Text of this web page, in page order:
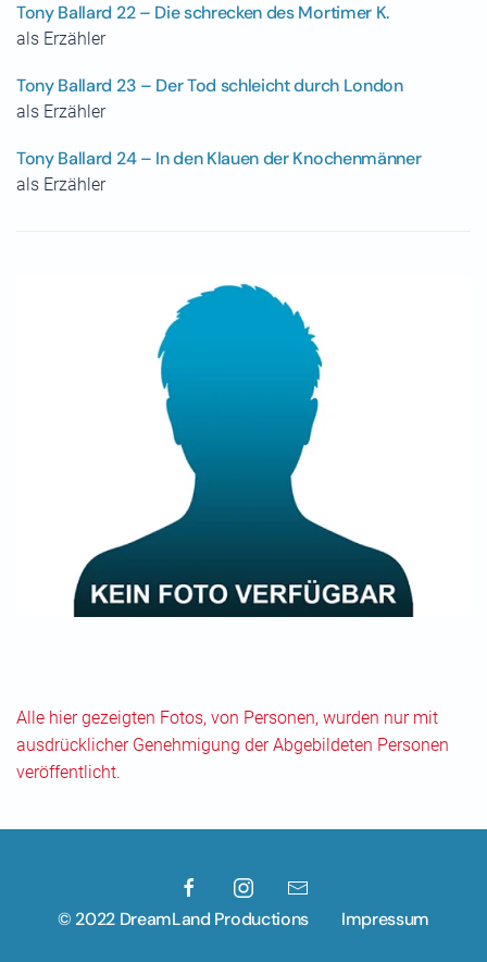
Tony Ballard 22 – Die schrecken des Mortimer K.
als Erzähler
Tony Ballard 23 – Der Tod schleicht durch London
als Erzähler
Tony Ballard 24 – In den Klauen der Knochenmänner
als Erzähler
Alle hier gezeigten Fotos, von Personen, wurden nur mit
ausdrücklicher Genehmigung der Abgebildeten Personen
veröffentlicht.
© 2022 DreamLand Productions Impressum